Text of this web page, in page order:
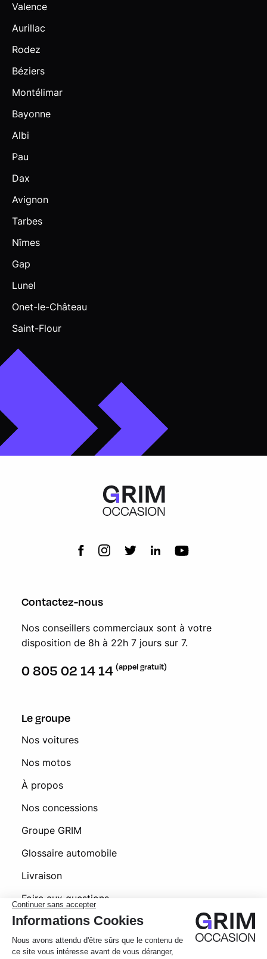
Valence
Aurillac
Rodez
Béziers
Montélimar
Bayonne
Albi
Pau
Dax
Avignon
Tarbes
Nîmes
Gap
Lunel
Onet-le-Château
Saint-Flour
Contactez-nous
Nos conseillers commerciaux sont à votre
disposition de 8h à 22h 7 jours sur 7.
0 805 02 14 14 (appel gratuit)
Le groupe
Nos voitures
Nos motos
À propos
Nos concessions
Groupe GRIM
Glossaire automobile
Livraison
Foire aux questions
© 2026 Grim Occasion